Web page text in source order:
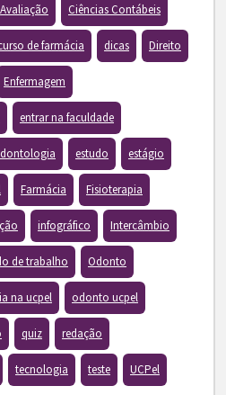
Avaliação Ciências Contábeis
de farmácia dicas Direito
Enfermagem
entrar na faculdade
estudo estágio
Farmácia Fisioterapia
infográfico Intercâmbio
de trabalho Odonto
na ucpel odonto ucpel
quiz redação
tecnologia teste UCPel